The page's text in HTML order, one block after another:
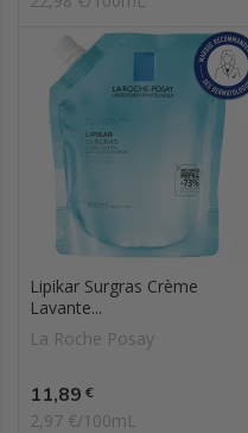
Lipikar Surgras Crème
Lavante...
La Roche Posay
Prix
11,89 €
2,97 €/100mL